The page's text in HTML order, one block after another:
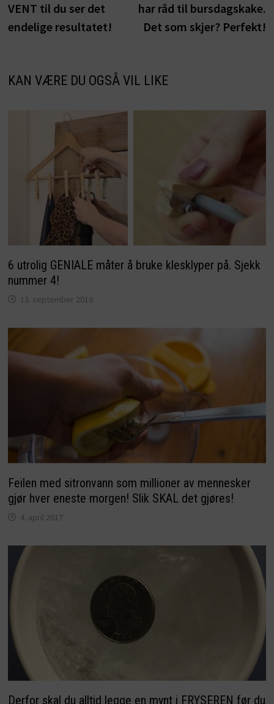
VENT til du ser det
endelige resultatet!
har råd til bursdagskake.
Det som skjer? Perfekt!
KAN VÆRE DU OGSÅ VIL LIKE
6 utrolig GENIALE måter å bruke klesklyper på. Sjekk
nummer 4!
13. september 2016
Feilen med sitronvann som millioner av mennesker
gjør hver eneste morgen! Slik SKAL det gjøres!
4. april 2017
Derfor skal du alltid legge en mynt i FRYSEREN før du